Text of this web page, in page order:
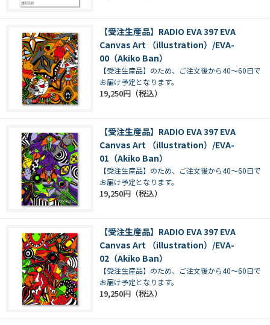
【受注生産品】RADIO EVA 397 EVA
Canvas Art （illustration）/EVA-
00（Akiko Ban）
【受注生産品】のため、ご注文後から40～60日で
お届け予定となります。
19,250円
【受注生産品】RADIO EVA 397 EVA
Canvas Art （illustration）/EVA-
01（Akiko Ban）
【受注生産品】のため、ご注文後から40～60日で
お届け予定となります。
19,250円
【受注生産品】RADIO EVA 397 EVA
Canvas Art （illustration）/EVA-
02（Akiko Ban）
【受注生産品】のため、ご注文後から40～60日で
お届け予定となります。
19,250円